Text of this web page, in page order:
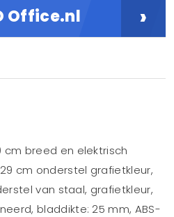
Office.nl ›
cm breed en elektrisch
cm onderstel grafietkleur,
van staal, grafietkleur,
bladdikte: 25 mm, ABS-